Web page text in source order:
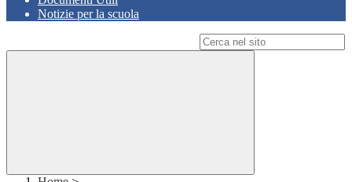
Notizie per la scuola